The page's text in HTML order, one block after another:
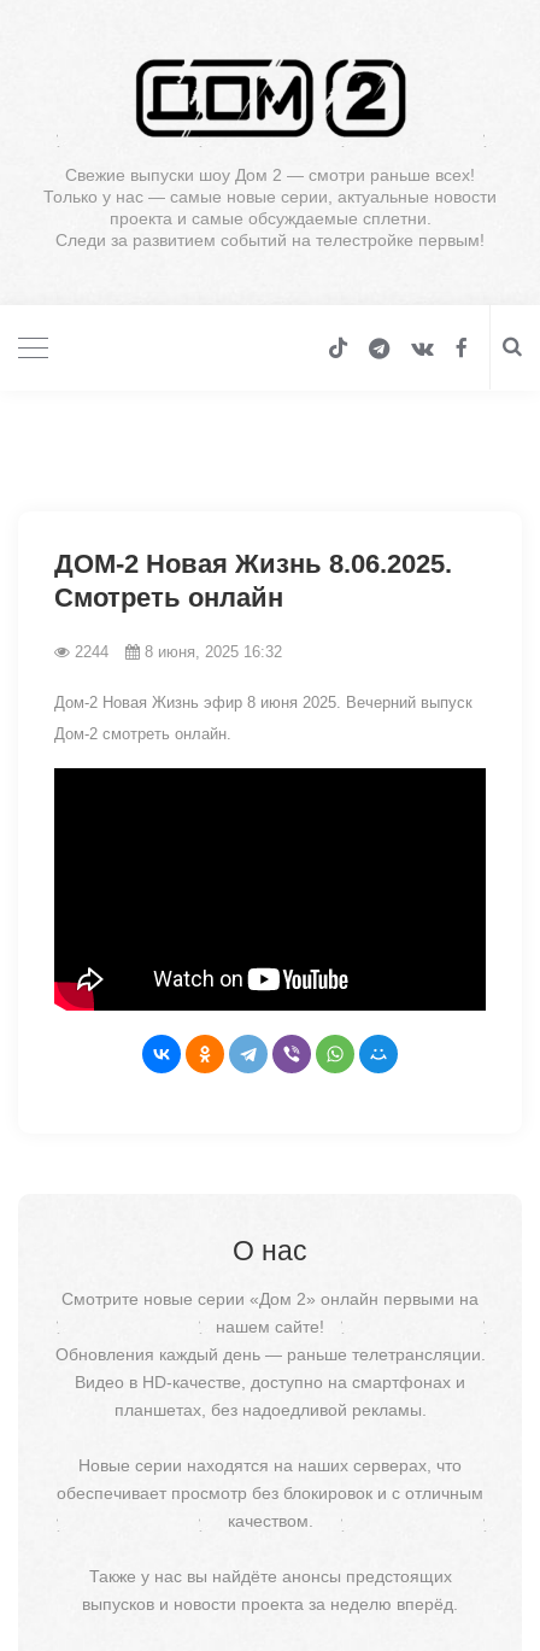
Свежие выпуски шоу Дом 2 — смотри раньше всех!
Только у нас — самые новые серии, актуальные новости
проекта и самые обсуждаемые сплетни.
Следи за развитием событий на телестройке первым!
ДОМ-2 Новая Жизнь 8.06.2025.
Смотреть онлайн
2244 8 июня, 2025 16:32
Дом-2 Новая Жизнь эфир 8 июня 2025. Вечерний выпуск
Дом-2 смотреть онлайн.
О нас
Смотрите новые серии «Дом 2» онлайн первыми на
нашем сайте!
Обновления каждый день — раньше телетрансляции.
Видео в HD-качестве, доступно на смартфонах и
планшетах, без надоедливой рекламы.
Новые серии находятся на наших серверах, что
обеспечивает просмотр без блокировок и с отличным
качеством.
Также у нас вы найдёте анонсы предстоящих
выпусков и новости проекта за неделю вперёд.